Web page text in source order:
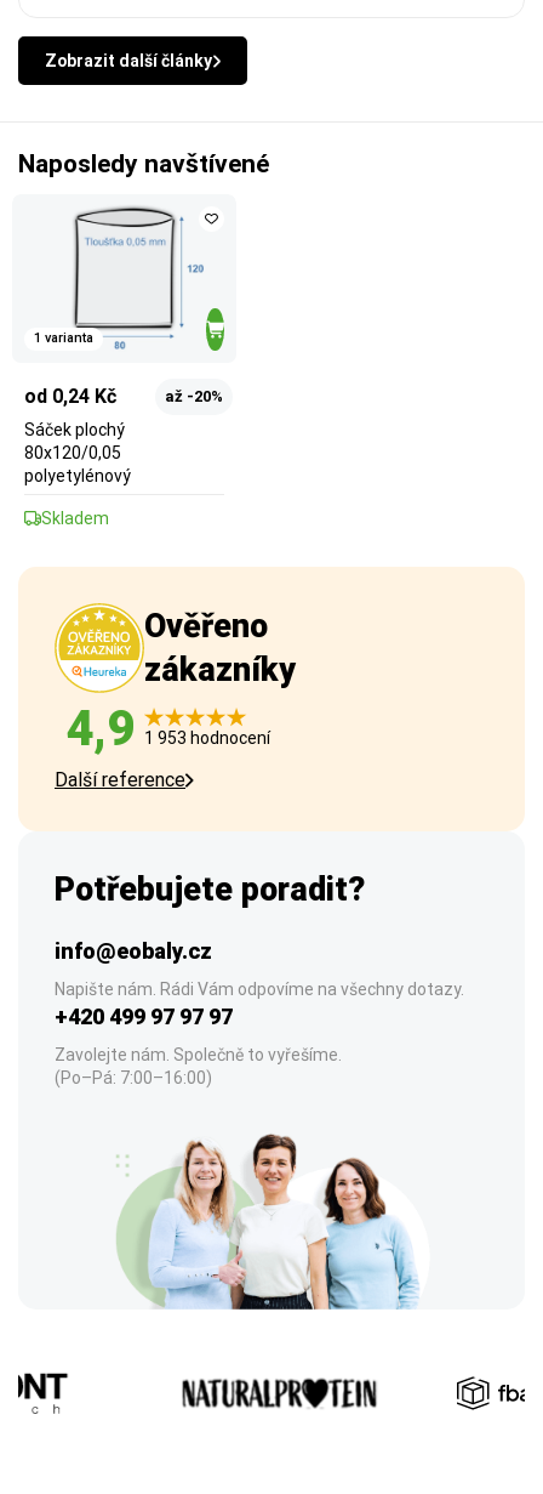
Zobrazit další články
Naposledy navštívené
1 varianta
od 0,24 Kč až -20%
Sáček plochý
80x120/0,05
polyetylénový
Skladem
Ověřeno
zákazníky
4,9 1 953 hodnocení
Další reference
Potřebujete poradit?
info@eobaly.cz
Napište nám. Rádi Vám odpovíme na všechny dotazy.
+420 499 97 97 97
Zavolejte nám. Společně to vyřešíme.
(Po–Pá: 7:00–16:00)